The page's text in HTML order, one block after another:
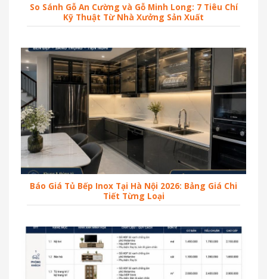
So Sánh Gỗ An Cường và Gỗ Minh Long: 7 Tiêu Chí
Kỹ Thuật Từ Nhà Xưởng Sản Xuất
Báo Giá Tủ Bếp Inox Tại Hà Nội 2026: Bảng Giá Chi
Tiết Từng Loại